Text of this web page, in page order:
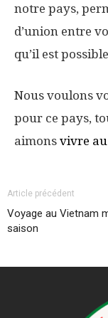
notre pays,
d’union entre
qu’il est
Nous voulons
pour ce pays,
aimons vivre
Article précédent
Voyage au Vietnam
saison